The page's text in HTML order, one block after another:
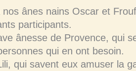
ânes nains Oscar et
participants.
ânesse de Provence, qui
qui en ont besoin.
qui savent eux amuser la